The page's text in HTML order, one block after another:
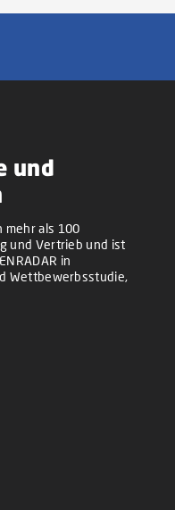
und
mehr als 100
und Vertrieb und ist
in
Wettbewerbsstudie,